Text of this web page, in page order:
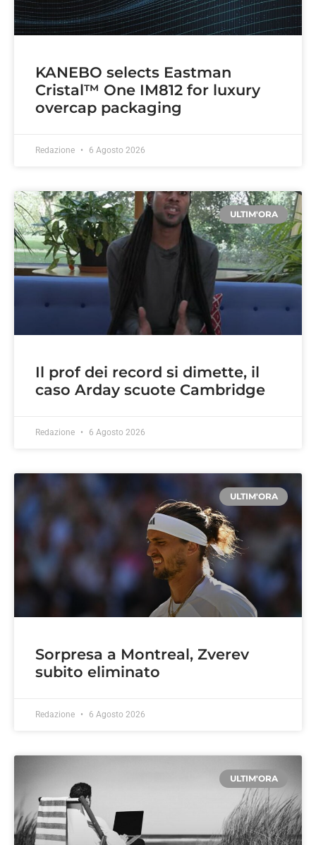
KANEBO selects Eastman
Cristal™ One IM812 for luxury
overcap packaging
Redazione 6 Agosto 2026
ULTIM'ORA
Il prof dei record si dimette, il
caso Arday scuote Cambridge
Redazione 6 Agosto 2026
ULTIM'ORA
Sorpresa a Montreal, Zverev
subito eliminato
Redazione 6 Agosto 2026
ULTIM'ORA